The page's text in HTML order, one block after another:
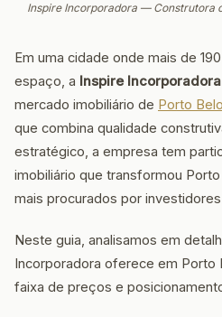
Inspire Incorporadora — Construtora
Em uma cidade onde mais de
espaço, a Inspire Incorporadora
mercado imobiliário de Porto
que combina qualidade
estratégico, a empresa tem
imobiliário que transformou
mais procurados por
Neste guia, analisamos em
Incorporadora oferece em Porto
faixa de preços e